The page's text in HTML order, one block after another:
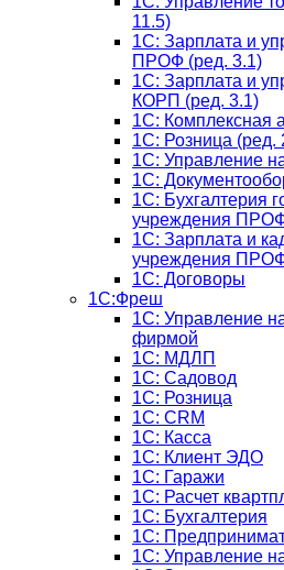
11.5)
1C: Зарплата и
ПРОФ (ред. 3.1)
1C: Зарплата и
КОРП (ред. 3.1)
1C: Комплексная
1С: Розница (ред.
1С: Управление
1С:
1C: Бухгалтерия
учреждения
1C: Зарплата и
учреждения
1С: Договоры
1С:Фреш
1С: Управление
фирмой
1С: МДЛП
1С: Садовод
1С: Розница
1C: CRM
1C: Касса
1С: Клиент ЭДО
1С: Гаражи
1C: Расчет
1C: Бухгалтерия
1C:
1C: Управление